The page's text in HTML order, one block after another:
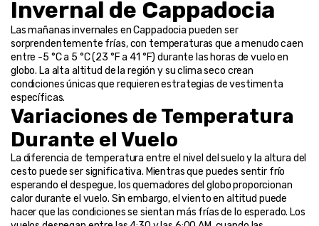
Invernal de Cappadocia
Las mañanas invernales en Cappadocia pueden ser
sorprendentemente frías, con temperaturas que a menudo caen
entre -5 °C a 5 °C (23 °F a 41 °F) durante las horas de vuelo en
globo. La alta altitud de la región y su clima seco crean
condiciones únicas que requieren estrategias de vestimenta
específicas.
Variaciones de Temperatura
Durante el Vuelo
La diferencia de temperatura entre el nivel del suelo y la altura del
cesto puede ser significativa. Mientras que puedes sentir frío
esperando el despegue, los quemadores del globo proporcionan
calor durante el vuelo. Sin embargo, el viento en altitud puede
hacer que las condiciones se sientan más frías de lo esperado. Los